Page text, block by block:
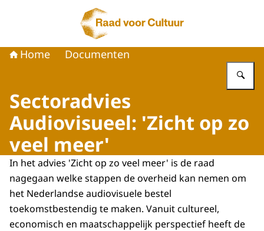
Naar de homepage van Raad voor Cultuur
Home Documenten
Sectoradvies
Audiovisueel: 'Zicht op zo
veel meer'
In het advies 'Zicht op zo veel meer' is de raad
nagegaan welke stappen de overheid kan nemen om
het Nederlandse audiovisuele bestel
toekomstbestendig te maken. Vanuit cultureel,
economisch en maatschappelijk perspectief heeft de